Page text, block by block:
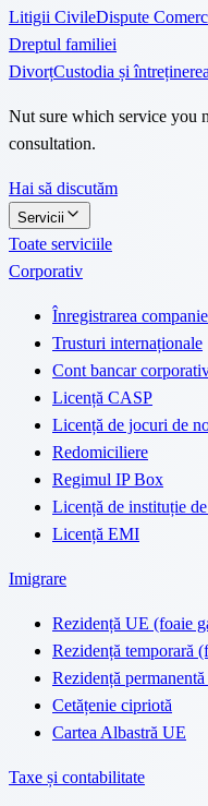
Litigii CivileDispute
Dreptul familiei
DivorțCustodia și
Nut sure which service you
consultation.
Hai să discutăm
Servicii
Toate serviciile
Corporativ
Înregistrarea
Trusturi internaționale
Cont bancar
Licență CASP
Licență de jocuri de
Redomiciliere
Regimul IP Box
Licență de instituție
Licență EMI
Imigrare
Rezidență UE (foaie
Rezidență temporară
Rezidență
Cetățenie cipriotă
Cartea Albastră UE
Taxe și contabilitate